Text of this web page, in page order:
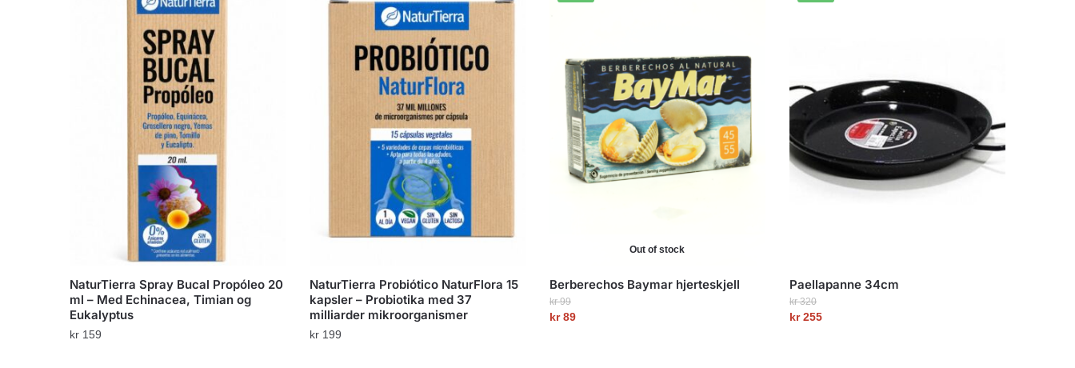
NaturTierra Spray Bucal Propóleo 20
ml – Med Echinacea, Timian og
Eukalyptus
kr 159
NaturTierra Probiótico NaturFlora 15
kapsler – Probiotika med 37
milliarder mikroorganismer
kr 199
Out of stock
Berberechos Baymar hjerteskjell
kr99
Opprinnelig
kr89
Paellapanne 34cm
kr320
Opprinnelig
kr255